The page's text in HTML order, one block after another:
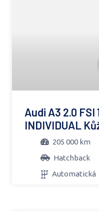
Audi A3 2.0 FSI
INDIVIDUAL
205 000 km
Hatchback
Automatická